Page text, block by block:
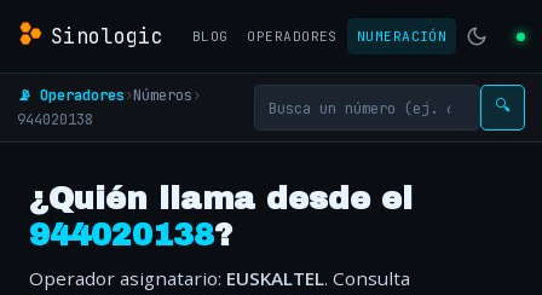
Sinologic BLOG OPERADORES NUMERACIÓN
📡 Operadores›Números›
944020138
🔍
¿Quién llama desde el
944020138?
Operador asignatario: EUSKALTEL. Consulta